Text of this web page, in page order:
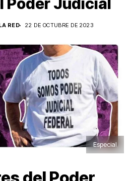
Poder Judicial
RED
22 DE OCTUBRE DE 2023
Especial